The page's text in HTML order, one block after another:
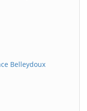
Belleydoux